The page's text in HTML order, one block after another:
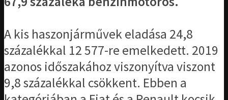
A kis haszonjárművek eladása 24,8
százalékkal 12 577-re emelkedett. 2019
azonos időszakához viszonyítva viszont
9,8 százalékkal csökkent. Ebben a